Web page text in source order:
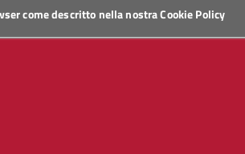
come descritto nella nostraCookie Policy